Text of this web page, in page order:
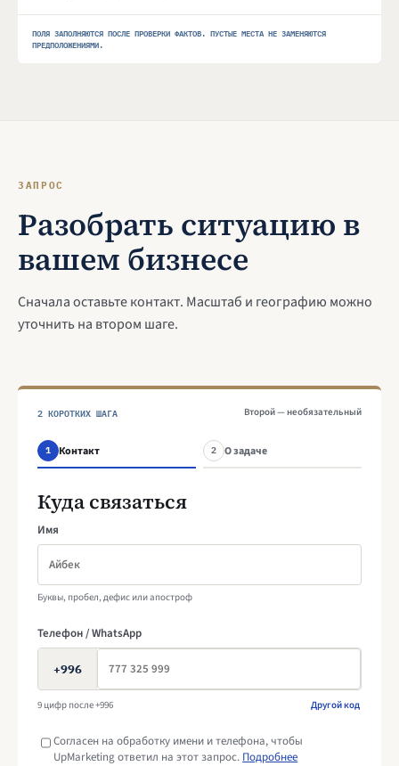
ПОЛЯ ЗАПОЛНЯЮТСЯ ПОСЛЕ ПРОВЕРКИ ФАКТОВ. ПУСТЫЕ МЕСТА НЕ ЗАМЕНЯЮТСЯ
ПРЕДПОЛОЖЕНИЯМИ.
ЗАПРОС
Разобрать ситуацию в
вашем бизнесе
Сначала оставьте контакт. Масштаб и географию можно
уточнить на втором шаге.
2 КОРОТКИХ ШАГА Второй — необязательный
1 Контакт 2 О задаче
Куда связаться
Имя
Буквы, пробел, дефис или апостроф
Телефон / WhatsApp
+996
9 цифр после +996 Другой код
Согласен на обработку имени и телефона, чтобы
UpMarketing ответил на этот запрос. Подробнее